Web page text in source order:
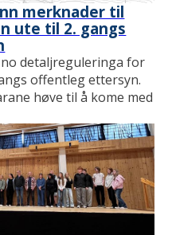
merknader til
ute til 2. gangs
detaljreguleringa for
offentleg ettersyn.
høve til å kome med